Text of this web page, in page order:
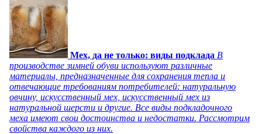
Мех, да не только: виды подклада В
производстве зимней обуви используют различные
материалы, предназначенные для сохранения тепла и
отвечающие требованиям потребителей: натуральную
овчину, искусственный мех, искусственный мех из
натуральной шерсти и другие. Все виды подкладочного
меха имеют свои достоинства и недостатки. Рассмотрим
свойства каждого из них.